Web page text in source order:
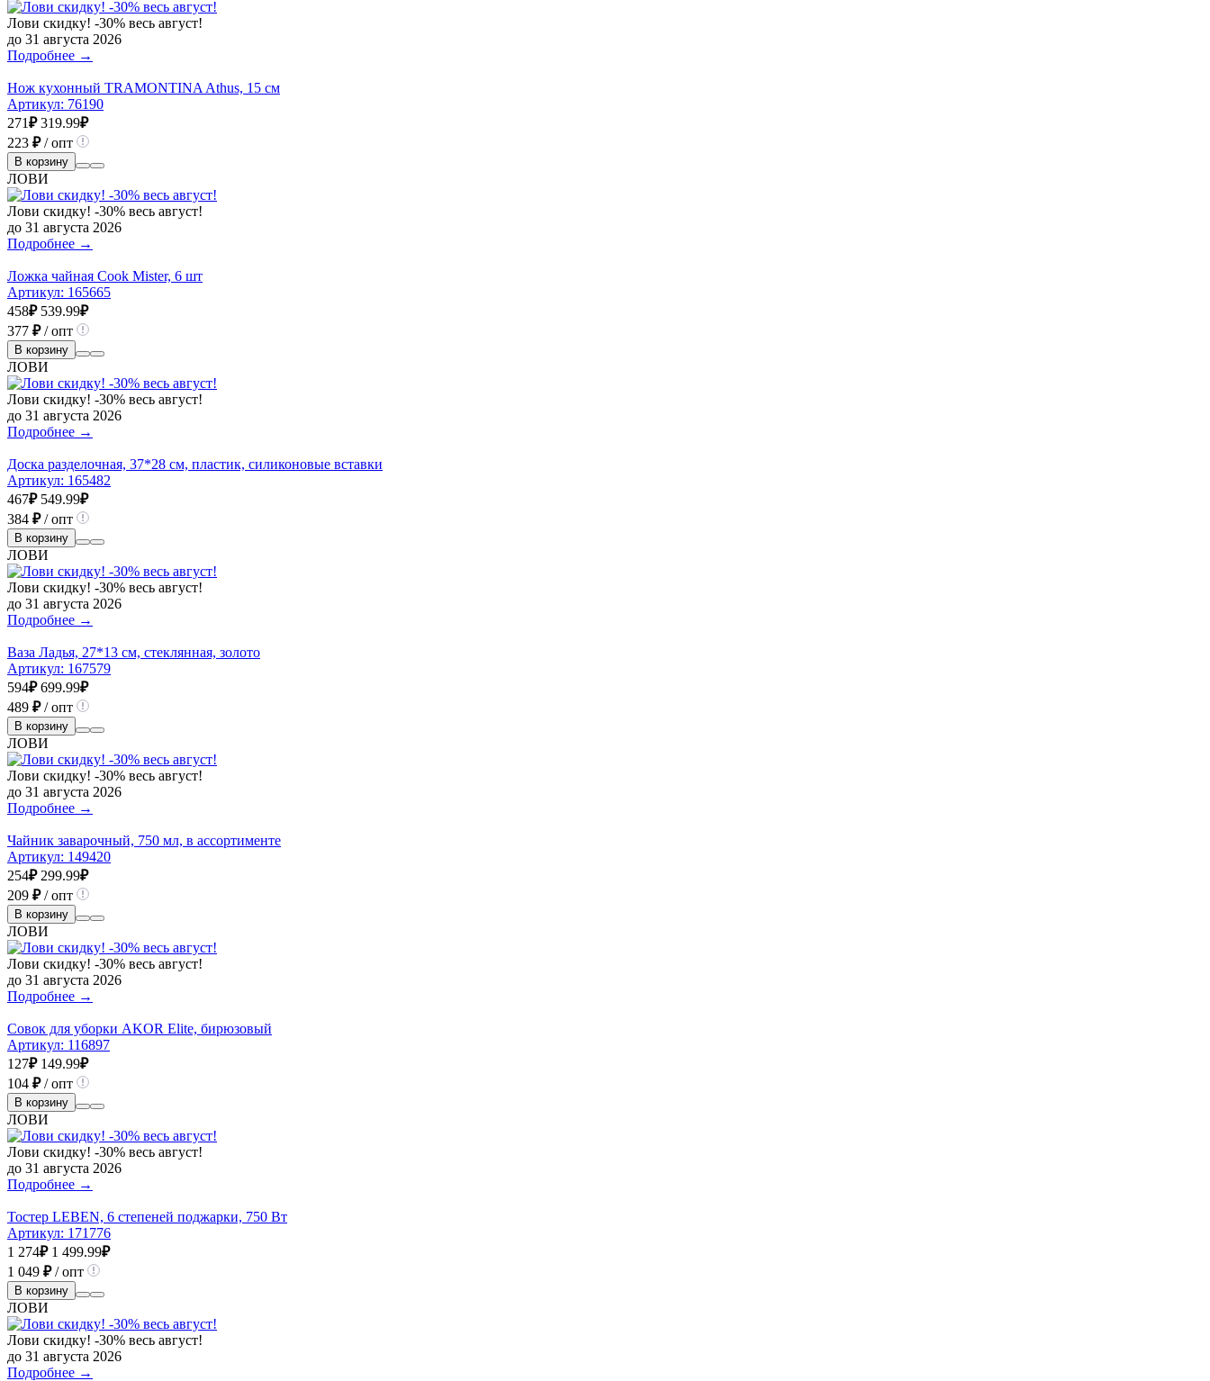
Лови скидку! -30% весь август!
до 31 августа 2026
Подробнее →
Нож кухонный TRAMONTINA Athus, 15 см
Артикул: 76190
271₽ 319.99₽
223 ₽/ опт
В корзину
ЛОВИ
Лови скидку! -30% весь август!
до 31 августа 2026
Подробнее →
Ложка чайная Cook Mister, 6 шт
Артикул: 165665
458₽ 539.99₽
377 ₽/ опт
В корзину
ЛОВИ
Лови скидку! -30% весь август!
до 31 августа 2026
Подробнее →
Доска разделочная, 37*28 см, пластик, силиконовые вставки
Артикул: 165482
467₽ 549.99₽
384 ₽/ опт
В корзину
ЛОВИ
Лови скидку! -30% весь август!
до 31 августа 2026
Подробнее →
Ваза Ладья, 27*13 см, стеклянная, золото
Артикул: 167579
594₽ 699.99₽
489 ₽/ опт
В корзину
ЛОВИ
Лови скидку! -30% весь август!
до 31 августа 2026
Подробнее →
Чайник заварочный, 750 мл, в ассортименте
Артикул: 149420
254₽ 299.99₽
209 ₽/ опт
В корзину
ЛОВИ
Лови скидку! -30% весь август!
до 31 августа 2026
Подробнее →
Совок для уборки AKOR Elite, бирюзовый
Артикул: 116897
127₽ 149.99₽
104 ₽/ опт
В корзину
ЛОВИ
Лови скидку! -30% весь август!
до 31 августа 2026
Подробнее →
Тостер LEBEN, 6 степеней поджарки, 750 Вт
Артикул: 171776
1 274₽ 1 499.99₽
1 049 ₽/ опт
В корзину
ЛОВИ
Лови скидку! -30% весь август!
до 31 августа 2026
Подробнее →